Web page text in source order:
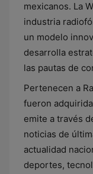
mexicanos. La
industria
un modelo
desarrolla
las pautas de
Pertenecen a
fueron
emite a través
noticias de
actualidad
deportes,